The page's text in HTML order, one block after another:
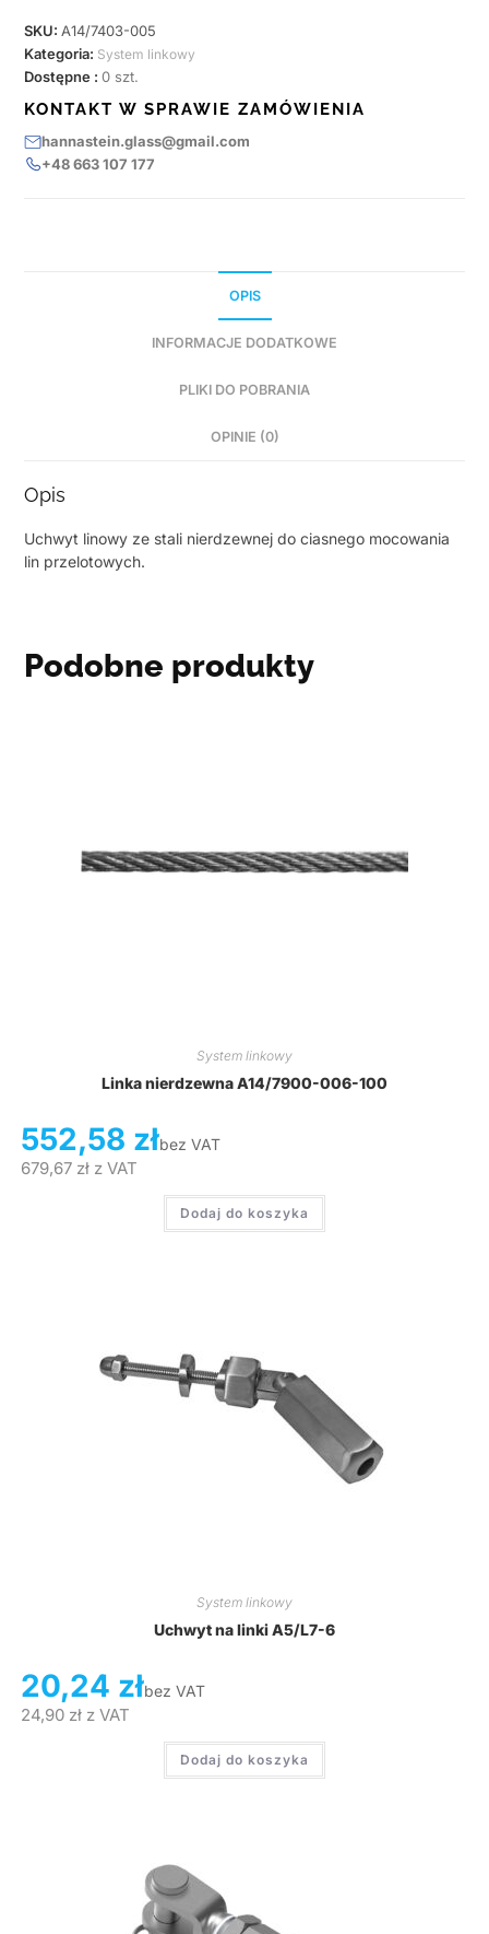
SKU: A14/7403-005
Kategoria: System linkowy
Dostępne :0 szt.
KONTAKT W SPRAWIE ZAMÓWIENIA
hannastein.glass@gmail.com
+48 663 107 177
OPIS
INFORMACJE DODATKOWE
PLIKI DO POBRANIA
OPINIE (0)
Opis
Uchwyt linowy ze stali nierdzewnej do ciasnego mocowania
lin przelotowych.
Podobne produkty
System linkowy
Linka nierdzewna A14/7900-006-100
552,58 złbez VAT
679,67 złz VAT
Dodaj do koszyka
System linkowy
Uchwyt na linki A5/L7-6
20,24 złbez VAT
24,90 złz VAT
Dodaj do koszyka